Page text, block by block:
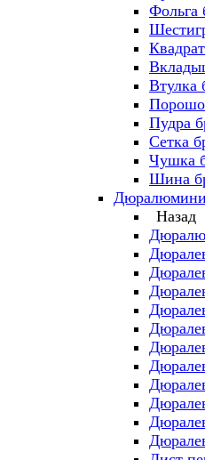
Фольга
Втулка
Пудра
Сетка
Чушка
Шина
Назад